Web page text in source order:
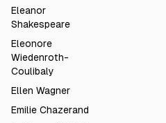
Eleanor
Shakespeare
Eleonore
Wiedenroth-
Coulibaly
Ellen Wagner
Emilie Chazerand